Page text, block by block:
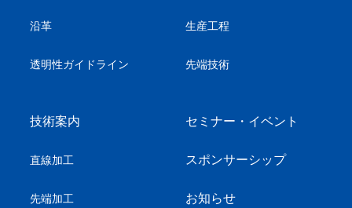
沿革
透明性ガイドライン
生産工程
先端技術
技術案内
直線加工
先端加工
セミナー・イベント
スポンサーシップ
お知らせ